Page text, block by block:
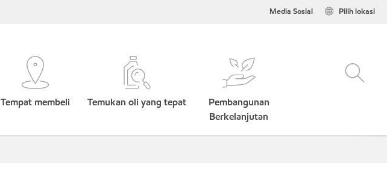
Pilih lokasi
Media Sosial
Tempat membeli Temukan oli yang tepat
Pembangunan
Berkelanjutan